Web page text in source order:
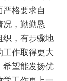
严格要求自
况，勤勤恳
织，有步骤地
工作取得更大
希望能发扬优